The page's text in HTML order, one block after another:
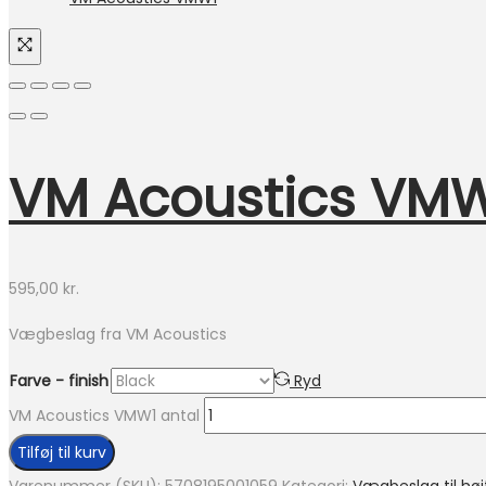
VM Acoustics
595,00 kr.
Vægbeslag fra VM Acoustics
Farve - finish
Ryd
VM Acoustics VMW1 antal
Tilføj til kurv